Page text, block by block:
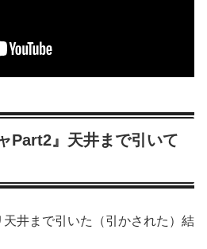
Part2』天井まで引いて
井まで引いた（引かされた）結